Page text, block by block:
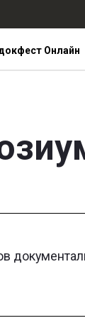
Онлайн